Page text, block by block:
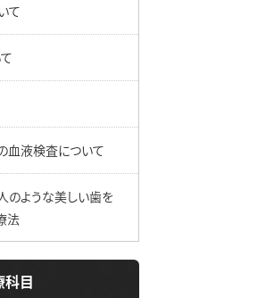
て
血液検査について
のような美しい歯を
法
科目